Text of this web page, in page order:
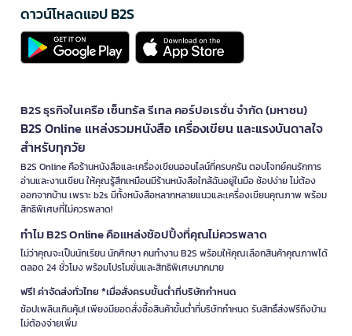
ดาวน์โหลดแอป B2S
B2S ธุรกิจในเครือ เซ็นทรัล รีเทล คอร์ปอเรชั่น จำกัด (มหาชน)
B2S Online แหล่งรวมหนังสือ เครื่องเขียน และแรงบันดาลใจ
สำหรับทุกวัย
B2S Online คือร้านหนังสือและเครื่องเขียนออนไลน์ที่ครบครัน ตอบโจทย์คนรักการ
อ่านและงานเขียน ให้คุณรู้สึกเหมือนมีร้านหนังสือใกล้ฉันอยู่ในมือ ช้อปง่าย ไม่ต้อง
ออกจากบ้าน เพราะ b2s มีทั้งหนังสือหลากหลายแนวและเครื่องเขียนคุณภาพ พร้อม
สิทธิพิเศษที่ไม่ควรพลาด!
ทำไม B2S Online คือแหล่งช้อปปิ้งที่คุณไม่ควรพลาด
ไม่ว่าคุณจะเป็นนักเรียน นักศึกษา คนทำงาน B2S พร้อมให้คุณเลือกสินค้าคุณภาพได้
ตลอด 24 ชั่วโมง พร้อมโปรโมชั่นและสิทธิพิเศษมากมาย
ฟรี! ค่าจัดส่งทั่วไทย *เมื่อสั่งครบขั้นต่ำที่บริษัทกำหนด
ช้อปเพลินเกินคุ้ม! เพียงมียอดสั่งซื้อสินค้าขั้นต่ำที่บริษัทกำหนด รับสิทธิ์ส่งฟรีถึงบ้าน
ไม่ต้องจ่ายเพิ่ม